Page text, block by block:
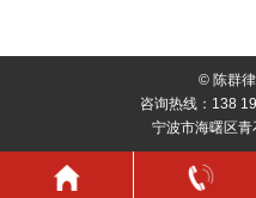
© 陈群
咨询热线：138
宁波市海曙区